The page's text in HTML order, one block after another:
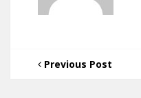
Previous Post